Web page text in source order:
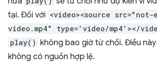
tại. Đối với <video><source
video.mp4" type='video/mp4'></
play() không bao giờ từ chối. Điều này
không có nguồn hợp lệ.